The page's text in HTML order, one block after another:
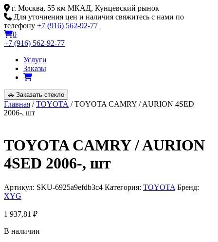
Skip
to
content
г. Москва, 55 км МКАД, Кунцевский рынок
Для уточнения цен и наличия свяжитесь с нами по
телефону +7 (916) 562-92-77
0
+7 (916) 562-92-77
Услуги
Заказы
🚗 Заказать стекло
Главная /TOYOTA / TOYOTA CAMRY / AURION 4SED
2006-, шт
TOYOTA CAMRY / AURION
4SED 2006-, шт
Артикул: SKU-6925a9efdb3c4 Категория: TOYOTA Бренд:
XYG
1 937,81 ₽
В наличии